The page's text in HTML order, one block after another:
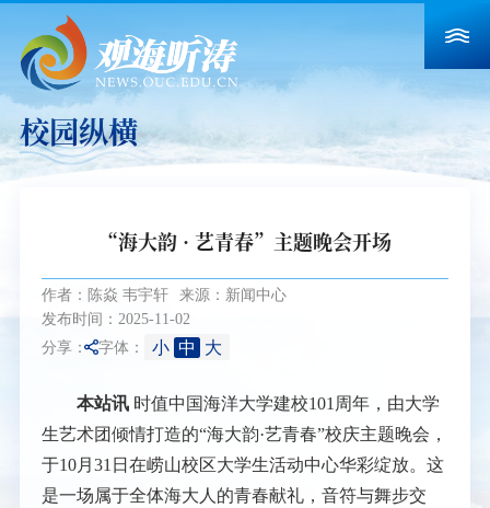
校园纵横
“海大韵 · 艺青春”主题晚会开场
作者：陈焱 韦宇轩
来源：新闻中心
发布时间：2025-11-02
分享： 字体： 小 中 大
本站讯时值中国海洋大学建校101周年，由大学
生艺术团倾情打造的“海大韵·艺青春”校庆主题晚会，
于10月31日在崂山校区大学生活动中心华彩绽放。这
是一场属于全体海大人的青春献礼，音符与舞步交